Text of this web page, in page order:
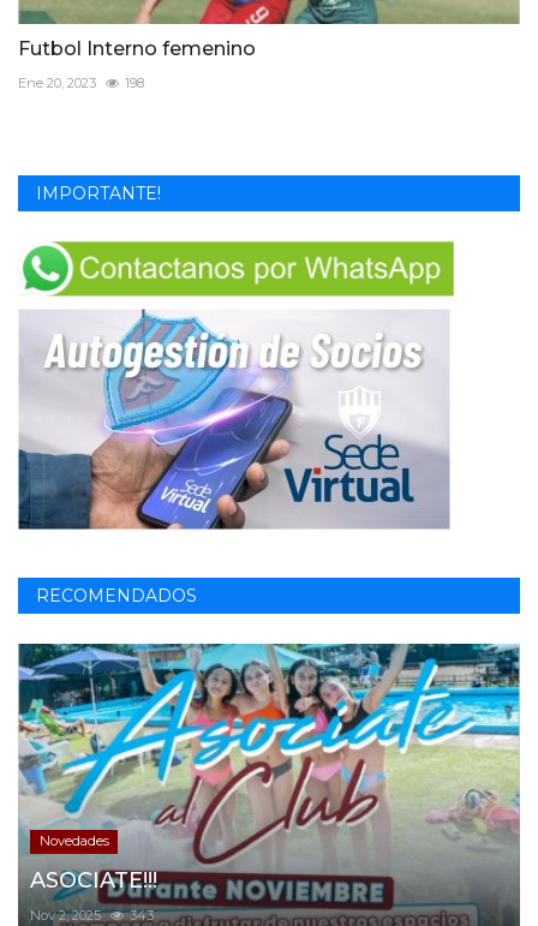
Futbol Interno femenino
Ene 20, 2023 198
IMPORTANTE!
RECOMENDADOS
Novedades
ASOCIATE!!!
Nov 2, 2025 343